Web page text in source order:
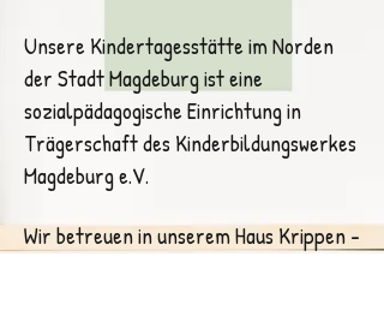
Unsere Kindertagesstätte im Norden
der Stadt Magdeburg ist eine
sozialpädagogische Einrichtung in
Trägerschaft des Kinderbildungswerkes
Magdeburg e.V.
Wir betreuen in unserem Haus Krippen -